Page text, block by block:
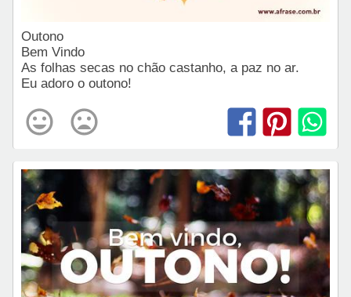
Outono
Bem Vindo
As folhas secas no chão castanho, a paz no ar.
Eu adoro o outono!